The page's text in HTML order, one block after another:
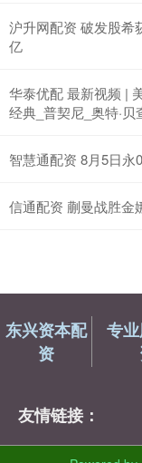
沪升网配资 破发股希
亿
华泰优配 最新视频 |
经典_普契尼_奥特·贝
智慧通配资 8月5日永
信通配资 蒯曼战胜金
东兴资本配
资
专
友情链接：